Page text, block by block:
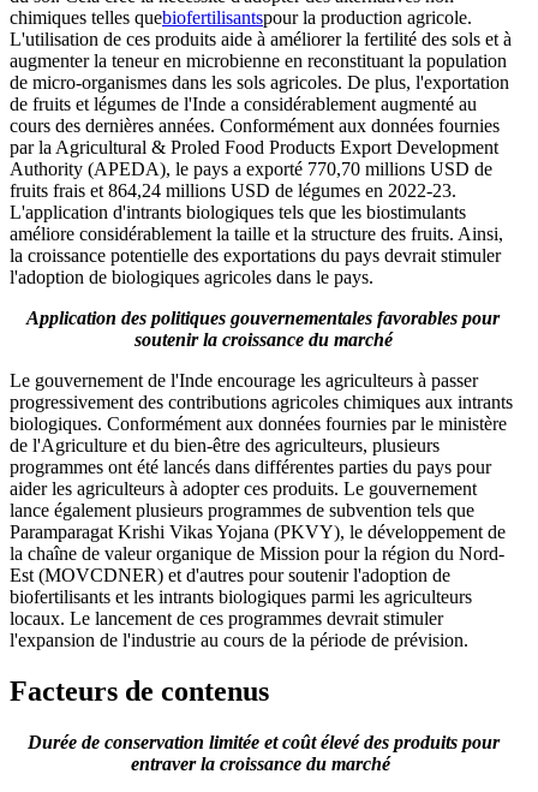
chimiques telles quebiofertilisantspour la production agricole.
L'utilisation de ces produits aide à améliorer la fertilité des sols et à
augmenter la teneur en microbienne en reconstituant la population
de micro-organismes dans les sols agricoles. De plus, l'exportation
de fruits et légumes de l'Inde a considérablement augmenté au
cours des dernières années. Conformément aux données fournies
par la Agricultural & Proled Food Products Export Development
Authority (APEDA), le pays a exporté 770,70 millions USD de
fruits frais et 864,24 millions USD de légumes en 2022-23.
L'application d'intrants biologiques tels que les biostimulants
améliore considérablement la taille et la structure des fruits. Ainsi,
la croissance potentielle des exportations du pays devrait stimuler
l'adoption de biologiques agricoles dans le pays.
Application des politiques gouvernementales favorables pour
soutenir la croissance du marché
Le gouvernement de l'Inde encourage les agriculteurs à passer
progressivement des contributions agricoles chimiques aux intrants
biologiques. Conformément aux données fournies par le ministère
de l'Agriculture et du bien-être des agriculteurs, plusieurs
programmes ont été lancés dans différentes parties du pays pour
aider les agriculteurs à adopter ces produits. Le gouvernement
lance également plusieurs programmes de subvention tels que
Paramparagat Krishi Vikas Yojana (PKVY), le développement de
la chaîne de valeur organique de Mission pour la région du Nord-
Est (MOVCDNER) et d'autres pour soutenir l'adoption de
biofertilisants et les intrants biologiques parmi les agriculteurs
locaux. Le lancement de ces programmes devrait stimuler
l'expansion de l'industrie au cours de la période de prévision.
Facteurs de contenus
Durée de conservation limitée et coût élevé des produits pour
entraver la croissance du marché